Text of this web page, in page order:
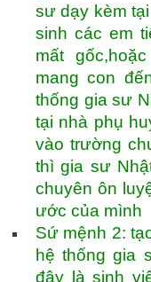
sư dạy kèm
sinh các em
mất
mang con
thống gia sư
tại nhà phụ
vào trường
thì gia sư
chuyên ôn
ước của mình
Sứ mệnh 2:
hệ thống gia
đây là sinh